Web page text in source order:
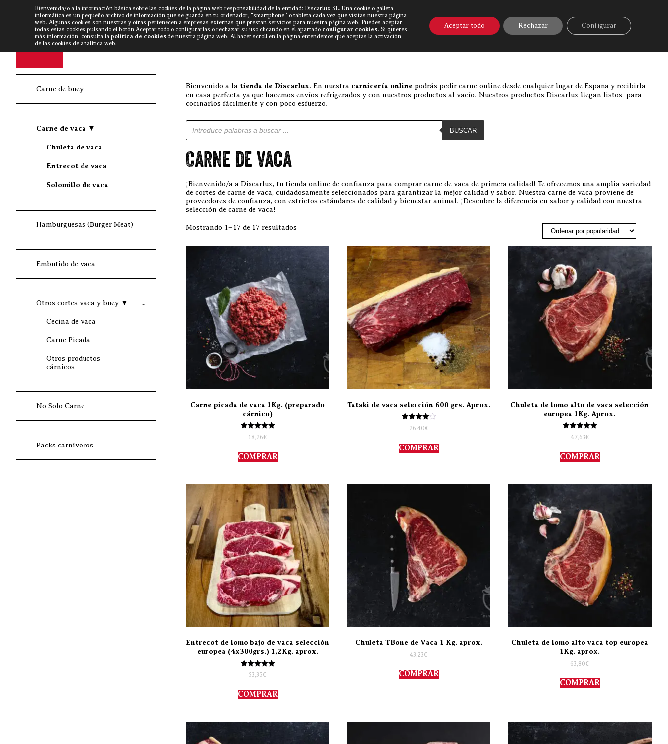
DISCARLUX▼ NOTICIAS VÍDEOS FISTERRA BOVINE WORLD▼ CONTACTO
Carne de buey
Carne de vaca ▼
Chuleta de vaca
Entrecot de vaca
Solomillo de vaca
Hamburguesas (Burger Meat)
Embutido de vaca
Otros cortes vaca y buey ▼
Cecina de vaca
Carne Picada
Otros productos
cárnicos
No Solo Carne
Packs carnívoros
Bienvenido a la tienda de Discarlux. En nuestra carnicería online podrás pedir carne online desde cualquier lugar de España y recibirla
en casa perfecta ya que hacemos envíos refrigerados y con nuestros productos al vacío. Nuestros productos Discarlux llegan listos para
cocinarlos fácilmente y con poco esfuerzo.
Búsqueda de productos
BUSCAR
Carne de vaca
¡Bienvenido/a a Discarlux, tu tienda online de confianza para comprar carne de vaca de primera calidad! Te ofrecemos una amplia variedad
de cortes de carne de vaca, cuidadosamente seleccionados para garantizar la mejor calidad y sabor. Nuestra carne de vaca proviene de
proveedores de confianza, con estrictos estándares de calidad y bienestar animal. ¡Descubre la diferencia en sabor y calidad con nuestra
selección de carne de vaca!
Mostrando 1–17 de 17 resultados
Carne picada de vaca 1Kg. (preparado
cárnico)
Valorado
con
de 5
18,26€
COMPRAR
Tataki de vaca selección 600 grs. Aprox.
Valorado
con
de 5
26,40€
COMPRAR
Chuleta de lomo alto de vaca selección
europea 1Kg. Aprox.
Valorado
con
de 5
47,63€
COMPRAR
Entrecot de lomo bajo de vaca selección
europea (4x300grs.) 1,2Kg. aprox.
Valorado
con
de 5
53,35€
COMPRAR
Chuleta TBone de Vaca 1 Kg. aprox.
43,23€
COMPRAR
Chuleta de lomo alto vaca top europea
1Kg. aprox.
63,80€
COMPRAR
Bienvenida/o a la información básica sobre las cookies de la página web responsabilidad de la entidad: Discarlux SL. Una cookie o galleta
informática es un pequeño archivo de información que se guarda en tu ordenador, “smartphone” o tableta cada vez que visitas nuestra página
web. Algunas cookies son nuestras y otras pertenecen a empresas externas que prestan servicios para nuestra página web. Puedes aceptar
todas estas cookies pulsando el botón Aceptar todo o configurarlas o rechazar su uso clicando en el apartado configurar cookies. Si quieres
más información, consulta la política de cookies de nuestra página web. Al hacer scroll en la página entendemos que aceptas la activación
de las cookies de analítica web.
Aceptar todo Rechazar Configurar